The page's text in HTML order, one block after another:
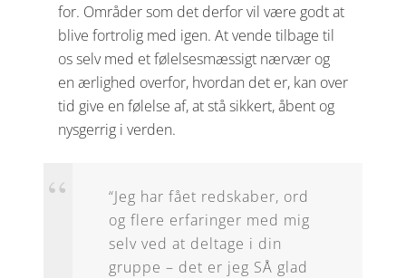
for. Områder som det derfor vil være godt at
blive fortrolig med igen. At vende tilbage til
os selv med et følelsesmæssigt nærvær og
en ærlighed overfor, hvordan det er, kan over
tid give en følelse af, at stå sikkert, åbent og
nysgerrig i verden.
“Jeg har fået redskaber, ord
og flere erfaringer med mig
selv ved at deltage i din
gruppe – det er jeg SÅ glad